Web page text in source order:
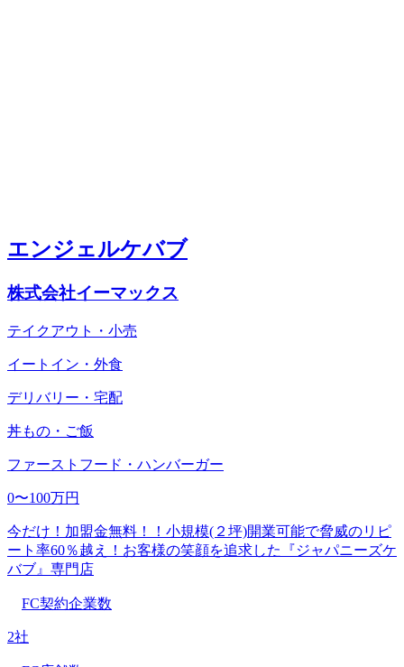
エンジェルケバブ
株式会社イーマックス
テイクアウト・小売
イートイン・外食
デリバリー・宅配
丼もの・ご飯
ファーストフード・ハンバーガー
0〜100万円
今だけ！加盟金無料！！小規模(２坪)開業可能で脅威のリピ
ート率60％越え！お客様の笑顔を追求した『ジャパニーズケ
バブ』専門店
FC契約企業数
2社